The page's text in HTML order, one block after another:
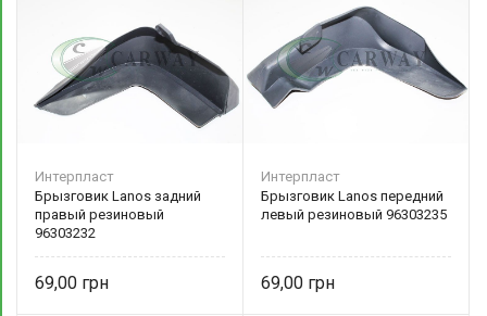
Интерпласт
Брызговик Lanos задний
правый резиновый
96303232
69,00
Интерпласт
Брызговик Lanos передний
левый резиновый 96303235
69,00